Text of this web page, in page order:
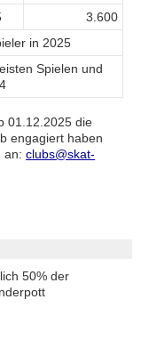
3.600
in 2025
Spielen und
01.12.2025 die
engagiert haben
an: clubs@skat-
50% der